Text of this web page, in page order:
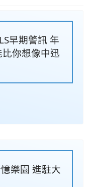
早期警訊 年
你想像中迅
樂園 進駐大